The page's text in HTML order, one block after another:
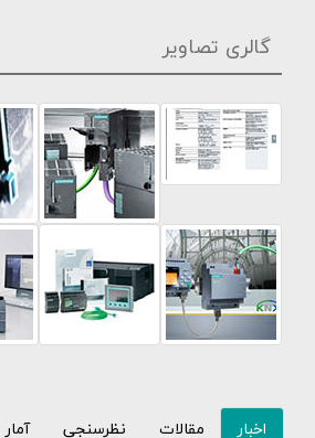
گالری تصاویر
اخبار مقالات نظرسنجی آمار